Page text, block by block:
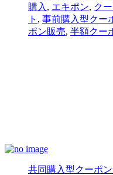
購入 , エキポン, ク
ト , 事前購入型クー
ポン販売, 半額クー
共同購入型クーポン